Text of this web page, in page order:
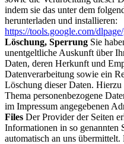
indem sie das unter dem
herunterladen und installieren:
https://tools.google.com/
Löschung, Sperrung Sie
unentgeltliche Auskunft über
Daten, deren Herkunft und
Datenverarbeitung sowie ein
Löschung dieser Daten.
Thema personenbezogene
im Impressum angegebenen
Files Der Provider der Seiten
Informationen in so
automatisch an uns übermittelt.